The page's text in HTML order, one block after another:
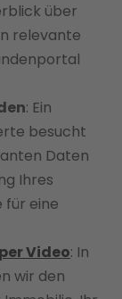
über
relevante
: Ein
besucht
Daten
Ihres
für eine
Video: In
wir den